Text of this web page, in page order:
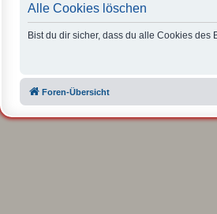
Alle Cookies löschen
Bist du dir sicher, dass du alle Cookies des
Foren-Übersicht